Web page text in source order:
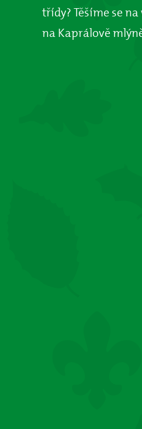
třídy? Těšíme se
na Kaprálově